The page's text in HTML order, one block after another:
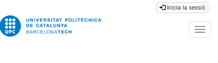
Inicia la sessió